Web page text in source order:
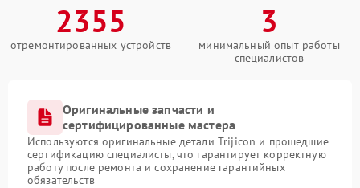
2355
отремонтированных устройств
3
минимальный опыт работы
специалистов
Оригинальные запчасти и
сертифицированные мастера
Используются оригинальные детали Trijicon и прошедшие
сертификацию специалисты, что гарантирует корректную
работу после ремонта и сохранение гарантийных
обязательств